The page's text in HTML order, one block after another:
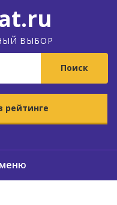
ВЫБОР
рейтинге